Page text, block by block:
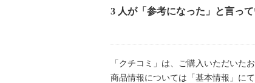
・長時間照射による変退色注意
・ネット使用
・無蛍光洗剤使用
3 人が「参考になった」と言っ
「クチコミ」は、ご購入いただいた
商品情報については「基本情報」にて